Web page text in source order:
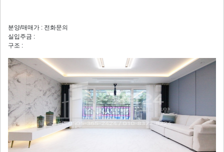
분양/매매가 : 전화문의
실입주금 :
구조 :